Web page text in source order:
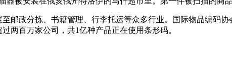
邮政分拣、书籍管理、行李托运等众多行业。国际物品编码
两百万家公司，共1亿种产品正在使用条形码。